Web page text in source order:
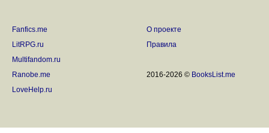
Fanfics.me
LitRPG.ru
Multifandom.ru
Ranobe.me
LoveHelp.ru
О проекте
Правила
2016-2026 © BooksList.me